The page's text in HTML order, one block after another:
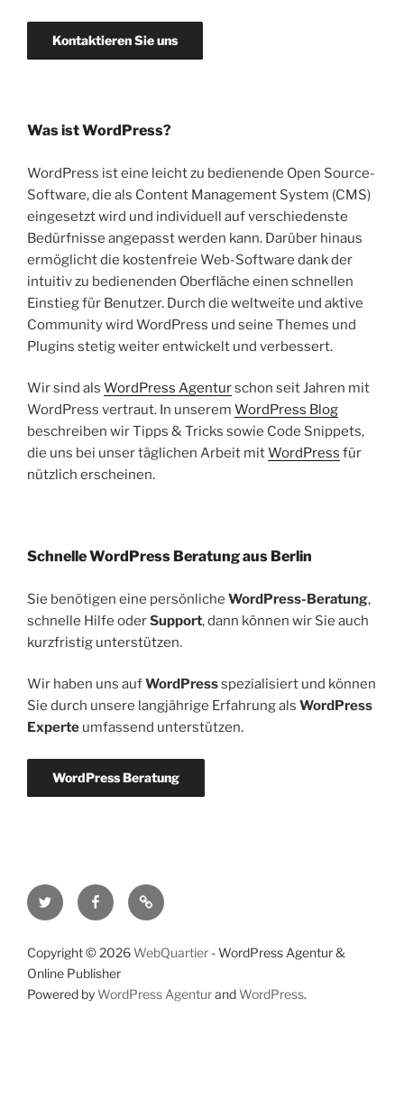
Kontaktieren Sie uns
Was ist WordPress?
WordPress ist eine leicht zu bedienende Open Source-
Software, die als Content Management System (CMS)
eingesetzt wird und individuell auf verschiedenste
Bedürfnisse angepasst werden kann. Darüber hinaus
ermöglicht die kostenfreie Web-Software dank der
intuitiv zu bedienenden Oberfläche einen schnellen
Einstieg für Benutzer. Durch die weltweite und aktive
Community wird WordPress und seine Themes und
Plugins stetig weiter entwickelt und verbessert.
Wir sind als WordPress Agenturschon seit Jahren mit
WordPress vertraut. In unserem WordPress Blog
beschreiben wir Tipps & Tricks sowie Code Snippets,
die uns bei unser täglichen Arbeit mitWordPress für
nützlich erscheinen.
Schnelle WordPress Beratung aus Berlin
Sie benötigen eine persönliche WordPress-Beratung,
schnelle Hilfe oderSupport, dann können wir Sie auch
kurzfristig unterstützen.
Wir haben uns aufWordPressspezialisiert und können
Sie durch unsere langjährige Erfahrung als WordPress
Experte umfassend unterstützen.
WordPress Beratung
Twitter FacebookRSS-
Feed
Copyright © 2026 WebQuartier - WordPress Agentur &
Online Publisher
Powered by WordPress Agenturand WordPress.